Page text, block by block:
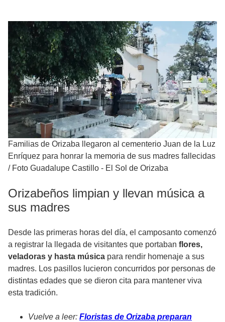
Familias de Orizaba llegaron al cementerio Juan de la Luz
Enríquez para honrar la memoria de sus madres fallecidas
/ Foto Guadalupe Castillo - El Sol de Orizaba
Orizabeños limpian y llevan música a
sus madres
Desde las primeras horas del día, el camposanto comenzó
a registrar la llegada de visitantes que portaban flores,
veladoras y hasta música para rendir homenaje a sus
madres. Los pasillos lucieron concurridos por personas de
distintas edades que se dieron cita para mantener viva
esta tradición.
Vuelve a leer: Floristas de Orizaba preparan